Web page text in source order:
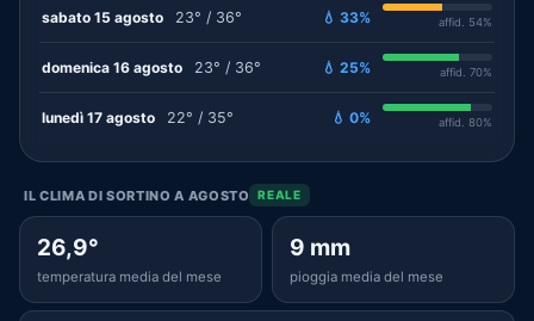
sabato 15 agosto 23° / 36° 💧 33% affid. 54%
domenica 16 agosto 23° / 36° 💧 25% affid. 70%
lunedì 17 agosto 22° / 35° 💧 0% affid. 80%
IL CLIMA DI SORTINO A AGOSTO REALE
26,9°
temperatura media del mese
9 mm
pioggia media del mese